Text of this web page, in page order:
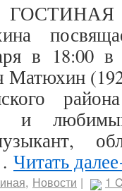
в 18:00 в
Матюхин
и
Читать
, Новости | 1